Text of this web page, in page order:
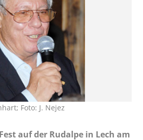
Foto: J. Nejez
auf der Rudalpe in Lech am